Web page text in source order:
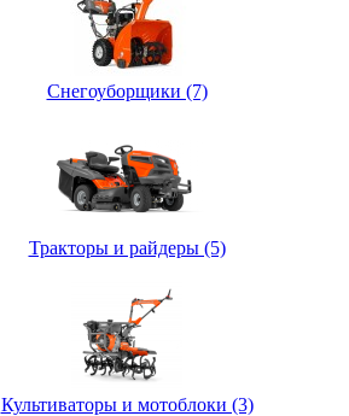
Снегоуборщики (7)
Тракторы и райдеры (5)
Культиваторы и мотоблоки (3)